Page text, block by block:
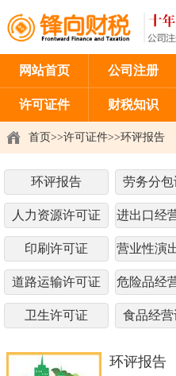
网站首页 公司注册
许可证件 财税知识
首页>>许可证件>>环评报告
环评报告 劳务分
人力资源许可证 进出口经
印刷许可证 营业性演
道路运输许可证 危险品经
卫生许可证 食品经
环评报告